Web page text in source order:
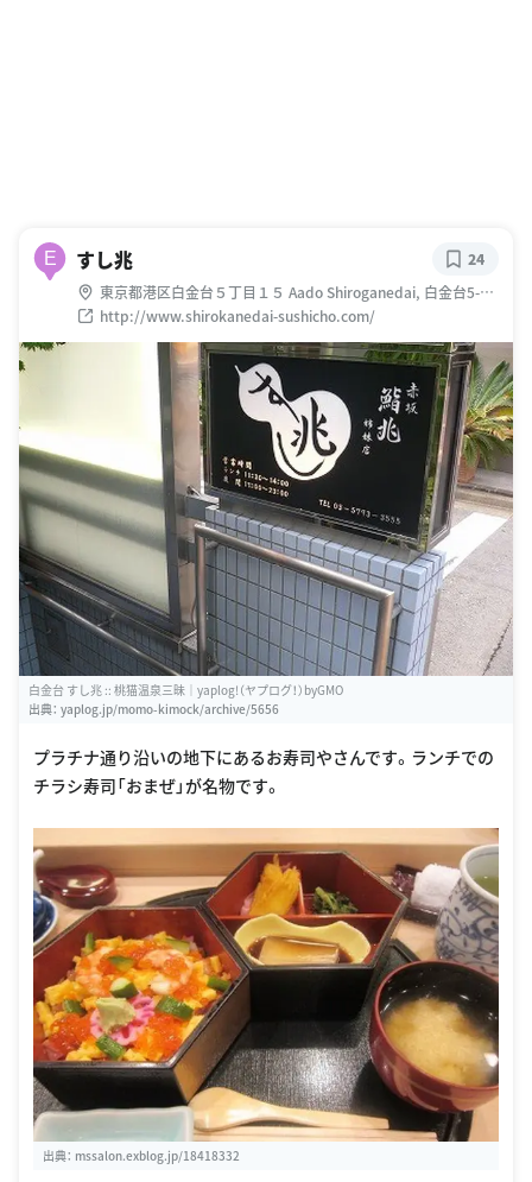
E すし兆
東京都港区白金台５丁目１５ Aado Shiroganedai, 白金台5-
15-1 アド白金台 B1
http://www.shirokanedai-sushicho.com/
24
白金台 すし兆 :: 桃猫温泉三昧｜yaplog!（ヤプログ！）byGMO
出典： yaplog.jp/momo-kimock/archive/5656
プラチナ通り沿いの地下にあるお寿司やさんです。ランチでの
チラシ寿司「おまぜ」が名物です。
出典： mssalon.exblog.jp/18418332